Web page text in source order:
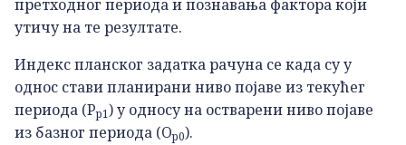
претходног периода и познавања фактора који
утичу на те резултате.
Индекс планског задатка рачуна се када су у
однос стави планирани ниво појаве из текућег
периода (Pp1) у односу на остварени ниво појаве
из базног периода (Op0).